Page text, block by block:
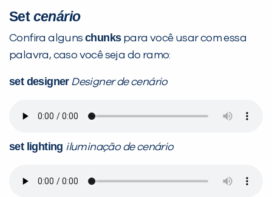
Setcenário
Confira alguns chunkspara você usar com essa
palavra, caso você seja do ramo:
set designer Designer de cenário
set lighting iluminação de cenário